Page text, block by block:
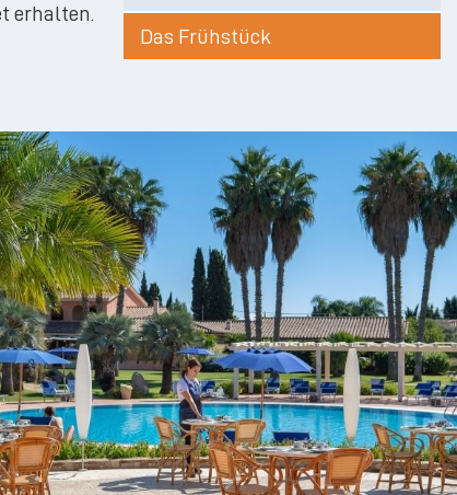
erhalten.
Das Frühstück